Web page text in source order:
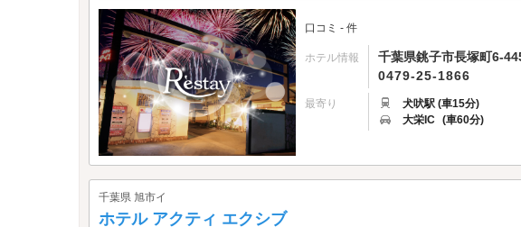
口コミ - 件
ホテル情報
千葉県銚子市長塚町6-
0479-25-1866
最寄り
犬吠駅 (車15分)
大栄IC (車60分)
千葉県 旭市イ
ホテル アクティ エクシブ